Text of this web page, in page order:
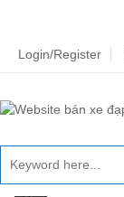
Login/Register